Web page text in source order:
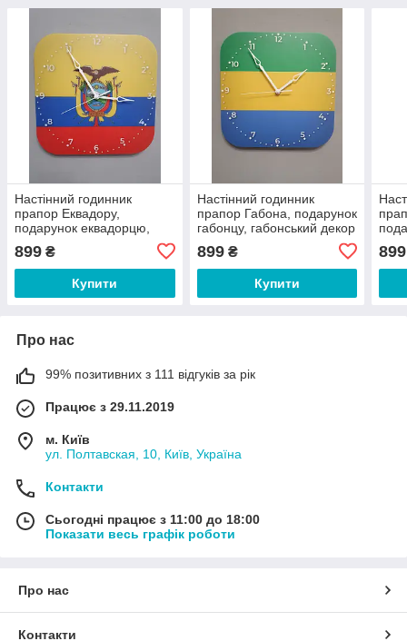
Настінний годинник
прапор Еквадору,
подарунок еквадорцю,
899 ₴
Купити
Настінний годинник
прапор Габона, подарунок
габонцу, габонський декор
899₴
Купити
899
Про нас
99% позитивних з 111 відгуків за рік
Працює з 29.11.2019
м. Київ
ул. Полтавская, 10, Київ, Україна
Контакти
Сьогодні працює з 11:00 до 18:00
Показати весь графік роботи
Про нас
Контакти